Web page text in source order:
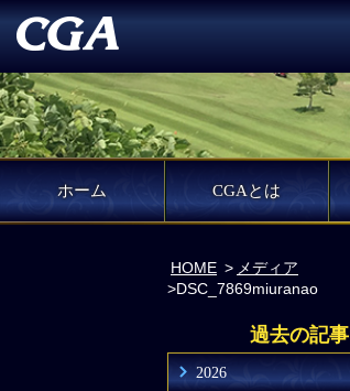
ホーム CGAとは
HOME
メディア
DSC_7869miuranao
過去の記事
2026